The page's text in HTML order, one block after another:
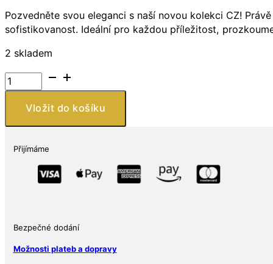
Pozvedněte svou eleganci s naší novou kolekci CZ!
sofistikovanost. Ideální pro každou příležitost,
2 skladem
Náušnice
stříbro
zdobené
simulovaným
Vložit do košíku
Přijímáme
Bezpečné dodání
Možnosti plateb a dopravy